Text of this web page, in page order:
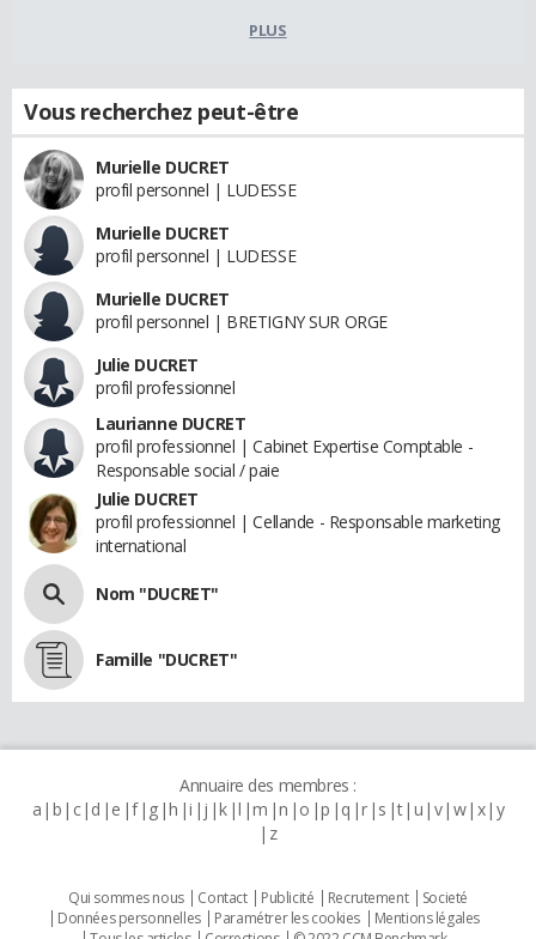
PLUS
Vous recherchez peut-être
Murielle DUCRET
profil personnel | LUDESSE
Murielle DUCRET
profil personnel | LUDESSE
Murielle DUCRET
profil personnel | BRETIGNY SUR ORGE
Julie DUCRET
profil professionnel
Laurianne DUCRET
profil professionnel | Cabinet Expertise Comptable -
Responsable social / paie
Julie DUCRET
profil professionnel | Cellande - Responsable marketing
international
Nom "DUCRET"
Famille "DUCRET"
Annuaire des membres :
a b c d e f g h i j k l m n o p q r s t u v w x y
z
Qui sommes nous Contact Publicité Recrutement
Societé
Données personnelles
Paramétrer les cookies
Mentions légales